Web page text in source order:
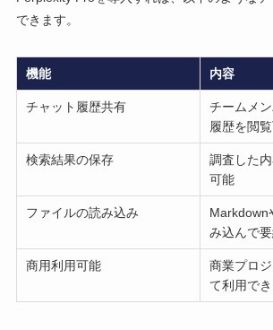
できます。
機能 内容
チャット履歴共有
チームメ
履歴を閲
検索結果の保存
調査した
可能
ファイルの読み込み
Markdown
み込んで
商用利用可能
商業プロ
て利用で